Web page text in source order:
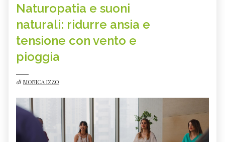
Naturopatia e suoni
naturali: ridurre ansia e
tensione con vento e
pioggia
di MONICA IZZO